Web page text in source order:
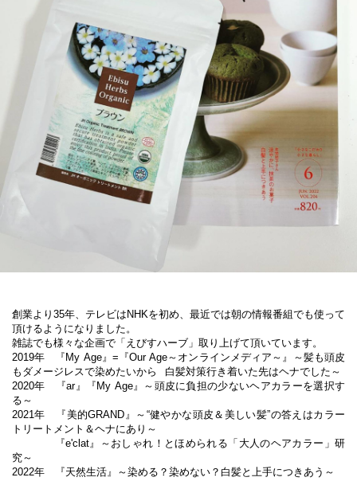
創業より35年、テレビはNHKを初め、最近では朝の情報番組でも使って
頂けるようになりました。
雑誌でも様々な企画で「えびすハーブ」取り上げて頂いています。
2019年　『My Age』=『Our Age～オンラインメディア～』～髪も頭皮
もダメージレスで染めたいから  白髪対策行き着いた先はヘナでした～
2020年　『ar』『My Age』～頭皮に負担の少ないヘアカラーを選択す
る～
2021年　『美的GRAND』～“健やかな頭皮＆美しい髪”の答えはカラー
トリートメント＆ヘナにあり～
『e'clat』～おしゃれ！とほめられる「大人のヘアカラー」研
究～
2022年　『天然生活』～染める？染めない？白髪と上手につきあう～